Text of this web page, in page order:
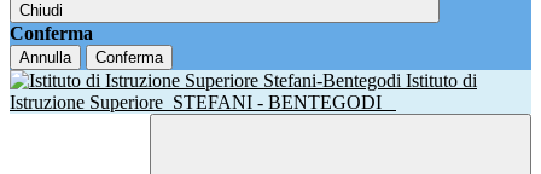
Chiudi
Conferma
Annulla Conferma
Istituto di
Istruzione Superiore STEFANI - BENTEGODI